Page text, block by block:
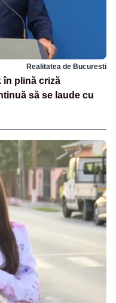
Realitatea de Bucuresti
în plină criză
să se laude cu